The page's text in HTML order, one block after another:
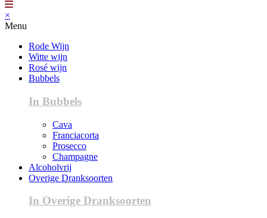
×
Menu
Rode Wijn
Witte wijn
Rosé wijn
Bubbels
In Bubbels
Cava
Franciacorta
Prosecco
Champagne
Alcoholvrij
Overige Dranksoorten
In Overige Dranksoorten